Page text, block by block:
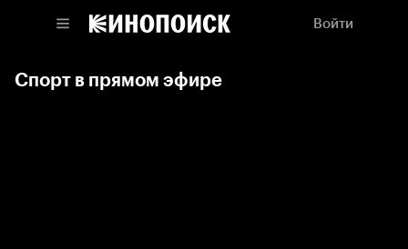
Войти
Спорт в прямом эфире